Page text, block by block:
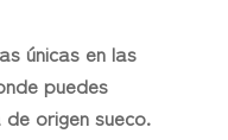
únicas en las
puedes
origen sueco.